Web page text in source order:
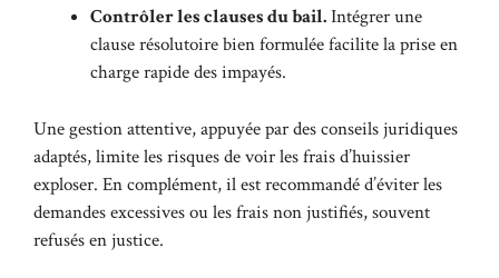
Contrôler les clauses du bail.Intégrer une
clause résolutoire bien formulée facilite la prise en
charge rapide des impayés.
Une gestion attentive, appuyée par des conseils juridiques
adaptés, limite les risques de voir les frais d’huissier
exploser. En complément, il est recommandé d’éviter les
demandes excessives ou les frais non justifiés, souvent
refusés en justice.